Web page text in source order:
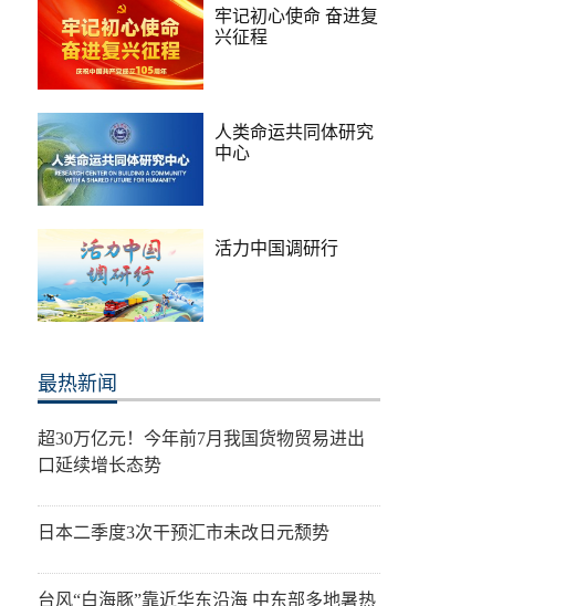
牢记初心使命 奋进复
兴征程
人类命运共同体研究
中心
活力中国调研行
最热新闻
超30万亿元！今年前7月我国货物贸易进出
口延续增长态势
日本二季度3次干预汇市未改日元颓势
台风“白海豚”靠近华东沿海 中东部多地暑热